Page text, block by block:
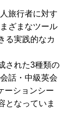
旅行者に対す
ざまなツール
る実践的なカ
された3種類の
話・中級英会
ーションシー
となっていま